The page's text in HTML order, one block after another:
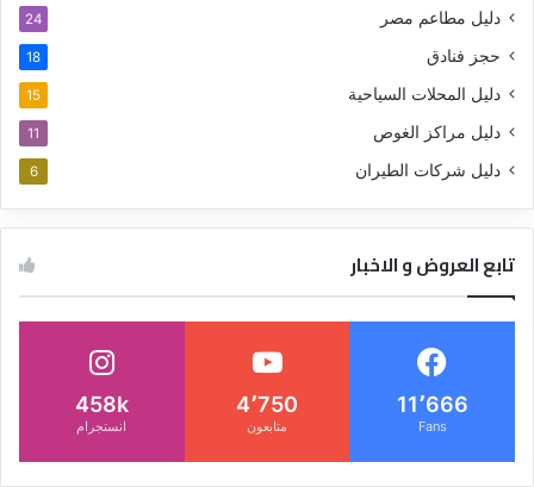
دليل مطاعم مصر 24
حجز فنادق 18
دليل المحلات السياحية 15
دليل مراكز الغوص 11
دليل شركات الطيران 6
تابع العروض و الاخبار
11٬666
Fans
4٬750
متابعون
458k
انستجرام